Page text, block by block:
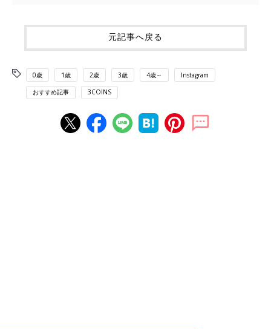
元記事へ戻る
0歳 1歳 2歳 3歳 4歳～ Instagram
おすすめ記事 3COINS